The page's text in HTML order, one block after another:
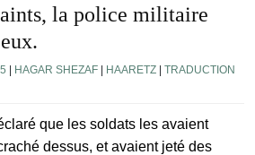
la police militaire
| HAGAR SHEZAF | HAARETZ | TRADUCTION
que les soldats les avaient
dessus, et avaient jeté des